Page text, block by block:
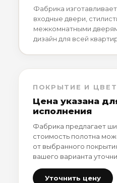
Фабрика
входные двери,
межкомнатными
дизайн для всей
ПОКРЫТИЕ И ЦВЕТ
Цена указана
исполнения
Фабрика предлагает
стоимость полотна
от выбранного
вашего варианта
Уточнить цену